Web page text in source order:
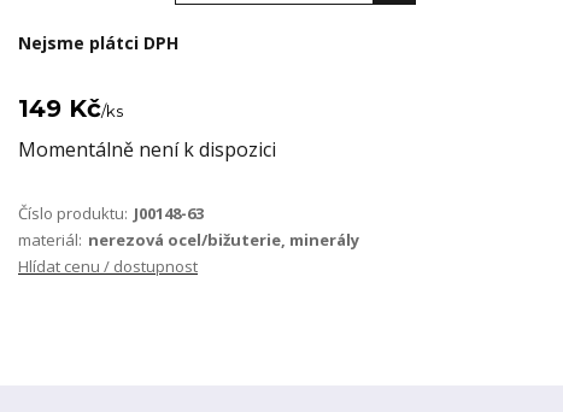
Nejsme plátci DPH
149 Kč/ks
Momentálně není k dispozici
Číslo produktu: J00148-63
materiál: nerezová ocel/bižuterie, minerály
Hlídat cenu / dostupnost